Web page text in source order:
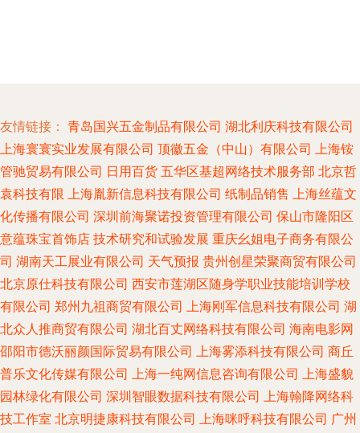
友情链接： 青岛国兴五金制品有限公司 湖北利庆科技有限公司
上海寰寰实业发展有限公司 顶徽五金（中山）有限公司 上海铵
管驰贸易有限公司 日用百货 五华区基超网络技术服务部 北京哲
袁科技有限 上海胤新信息科技有限公司 纸制品销售 上海丝蕴文
化传播有限公司 深圳前海聚诺投资管理有限公司 保山市隆阳区
意蕴珠宝首饰店 技术研究和试验发展 重庆幺姐电子商务有限公
司 湖南天工展业有限公司 天气预报 贵州创星荣聚商贸有限公司
北京原仕科技有限公司 西安市莲湖区随身学职业技能培训学校
有限公司 郑州九祖商贸有限公司 上海刚军信息科技有限公司 湖
北众人推商贸有限公司 湖北百丈网络科技有限公司 海南电影网
邵阳市德沃丽颜国际贸易有限公司 上海雾添科技有限公司 商丘
普乐文化传媒有限公司 上海一纯网信息咨询有限公司 上海盛貌
园林绿化有限公司 深圳智眼数据科技有限公司 上海翰降网络科
技工作室 北京明捷康科技有限公司 上海咪呼科技有限公司 广州